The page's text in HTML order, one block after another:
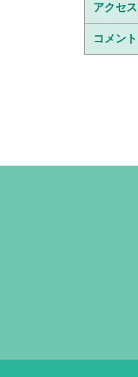
アクセス
コメント